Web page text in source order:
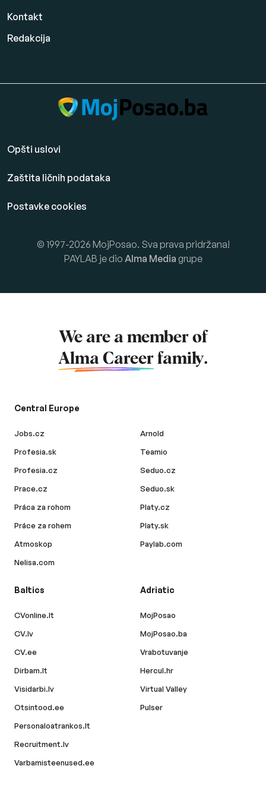
Kontakt
Redakcija
Opšti uslovi
Zaštita ličnih podataka
Postavke cookies
© 1997-2026 MojPosao. Sva prava pridržana!
PAYLAB je dio Alma Media grupe
We are a member of
Alma Career family.
Central Europe
Jobs.cz
Profesia.sk
Profesia.cz
Prace.cz
Práca za rohom
Práce za rohem
Atmoskop
Nelisa.com
Arnold
Teamio
Seduo.cz
Seduo.sk
Platy.cz
Platy.sk
Paylab.com
Baltics
CVonline.lt
CV.lv
CV.ee
Dirbam.lt
Visidarbi.lv
Otsintood.ee
Personaloatrankos.lt
Recruitment.lv
Varbamisteenused.ee
Adriatic
MojPosao
MojPosao.ba
Vrabotuvanje
Hercul.hr
Virtual Valley
Pulser